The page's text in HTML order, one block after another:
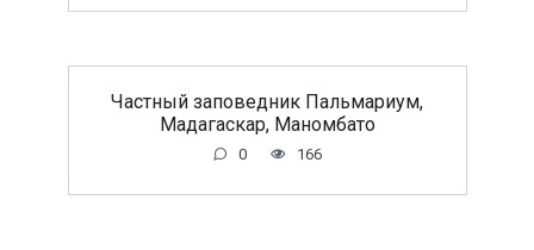
Частный заповедник Пальмариум,
Мадагаскар, Маномбато
0 166